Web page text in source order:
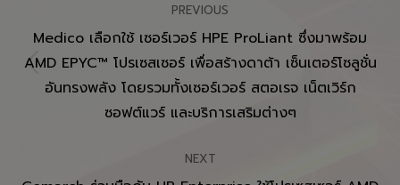
navigation
PREVIOUS
Previous
post:
Medico เลือกใช้ เซอร์เวอร์ HPE ProLiant ซึ่งมาพร้อม
AMD EPYC™ โปรเซสเซอร์ เพื่อสร้างดาต้า เซ็นเตอร์โซลูชั่น
อันทรงพลัง โดยรวมทั้งเซอร์เวอร์ สตอเรจ เน็ตเวิร์ก
ซอฟต์แวร์ และบริการเสริมต่างๆ
NEXT